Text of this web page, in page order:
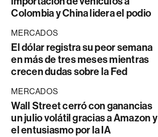
Colombia y China lidera el podio
MERCADOS
El dólar registra su peor semana
en más de tres meses mientras
crecen dudas sobre la Fed
MERCADOS
Wall Street cerró con ganancias
un julio volátil gracias a Amazon y
el entusiasmo por la IA